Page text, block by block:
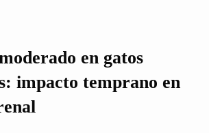
en gatos
impacto temprano en